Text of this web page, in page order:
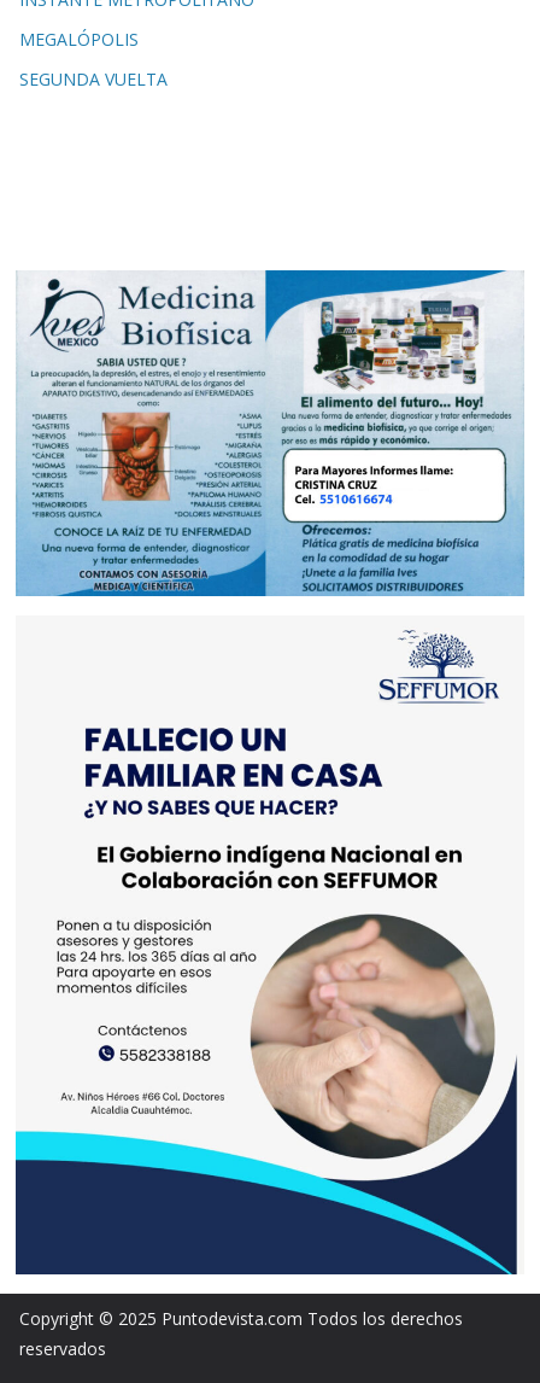
MEGALÓPOLIS
SEGUNDA VUELTA
Copyright © 2025 Puntodevista.com Todos los derechos
reservados